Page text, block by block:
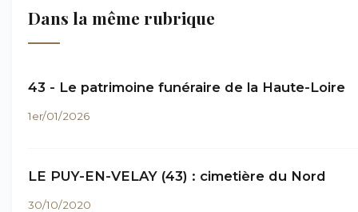
Dans la même rubrique
43 - Le patrimoine funéraire de la Haute-Loire
1er/01/2026
LE PUY-EN-VELAY (43) : cimetière du Nord
30/10/2020